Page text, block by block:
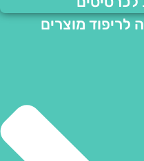
לריפוד מוצרים